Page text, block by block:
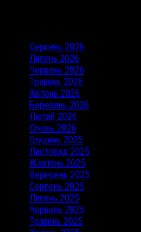
Серпень 2026
Липень 2026
Червень 2026
Травень 2026
Квітень 2026
Березень 2026
Лютий 2026
Січень 2026
Грудень 2025
Листопад 2025
Жовтень 2025
Вересень 2025
Серпень 2025
Липень 2025
Червень 2025
Травень 2025